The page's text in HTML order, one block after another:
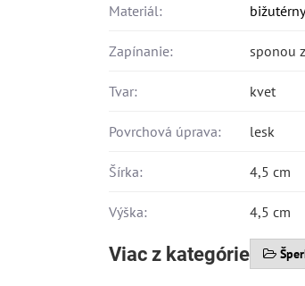
Materiál:
Zapínanie: sponou
Tvar: kvet
Povrchová úprava: lesk
Šírka: 4,5 cm
Výška: 4,5 cm
Viac z kategórie